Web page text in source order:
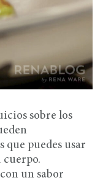
sobre los
puedes usar
cuerpo.
un sabor